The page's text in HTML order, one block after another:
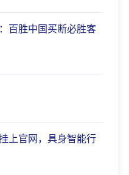
百胜中国买断必胜客
上官网，具身智能行